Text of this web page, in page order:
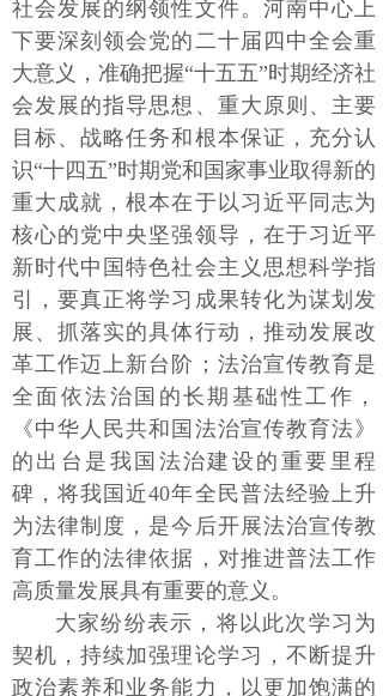
社会发展的纲领性文件。河南中心上
下要深刻领会党的二十届四中全会重
大意义，准确把握“十五五”时期经济社
会发展的指导思想、重大原则、主要
目标、战略任务和根本保证，充分认
识“十四五”时期党和国家事业取得新的
重大成就，根本在于以习近平同志为
核心的党中央坚强领导，在于习近平
新时代中国特色社会主义思想科学指
引，要真正将学习成果转化为谋划发
展、抓落实的具体行动，推动发展改
革工作迈上新台阶；法治宣传教育是
全面依法治国的长期基础性工作，
《中华人民共和国法治宣传教育法》
的出台是我国法治建设的重要里程
碑，将我国近40年全民普法经验上升
为法律制度，是今后开展法治宣传教
育工作的法律依据，对推进普法工作
高质量发展具有重要的意义。
大家纷纷表示，将以此次学习为
契机，持续加强理论学习，不断提升
政治素养和业务能力，以更加饱满的